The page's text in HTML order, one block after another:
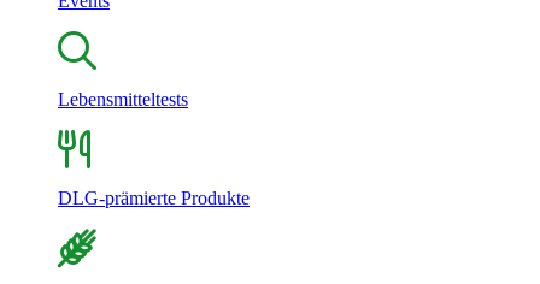
Lebensmitteltests
DLG-prämierte Produkte